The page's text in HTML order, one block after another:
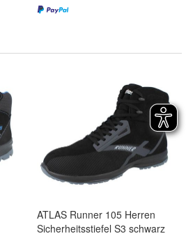
ATLAS Runner 105 Herren
Sicherheitsstiefel S3 schwarz